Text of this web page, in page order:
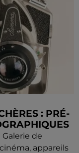
: PRÉ-
de
appareils